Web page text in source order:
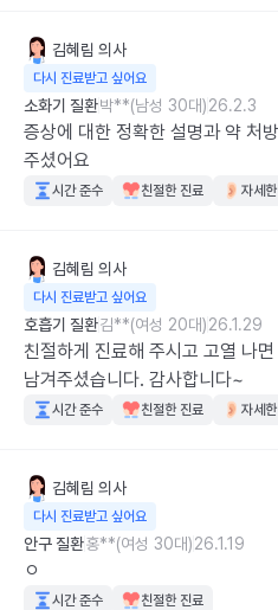
김혜림 의사
다시 진료받고 싶어요
소화기 질환박**(남성 30대)26.2.3
증상에 대한 정확한 설명과 약 처
주셨어요
시간 준수 친절한 진료 자세
김혜림 의사
다시 진료받고 싶어요
호흡기 질환김**(여성 20대)26.1.29
친절하게 진료해 주시고 고열 나
남겨주셨습니다. 감사합니다~
시간 준수 친절한 진료 자세
김혜림 의사
다시 진료받고 싶어요
안구 질환홍**(여성 30대)26.1.19
ㅇ
시간 준수 친절한 진료